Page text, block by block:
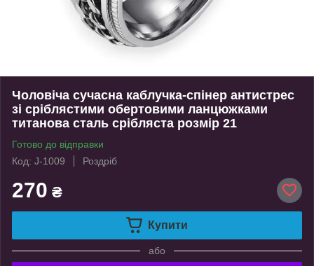
Чоловіча сучасна каблучка-спінер антистрес
зі сріблястими обертовими ланцюжками
титанова сталь срібляста розмір 21
Готово до відправки
Код: J-1009
Роздріб
270 ₴
Купити
або